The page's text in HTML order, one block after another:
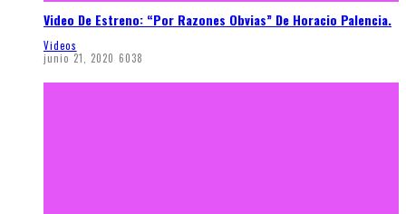
Video De Estreno: “Por Razones Obvias” De Horacio Palencia.
Videos
junio 21, 2020 6038